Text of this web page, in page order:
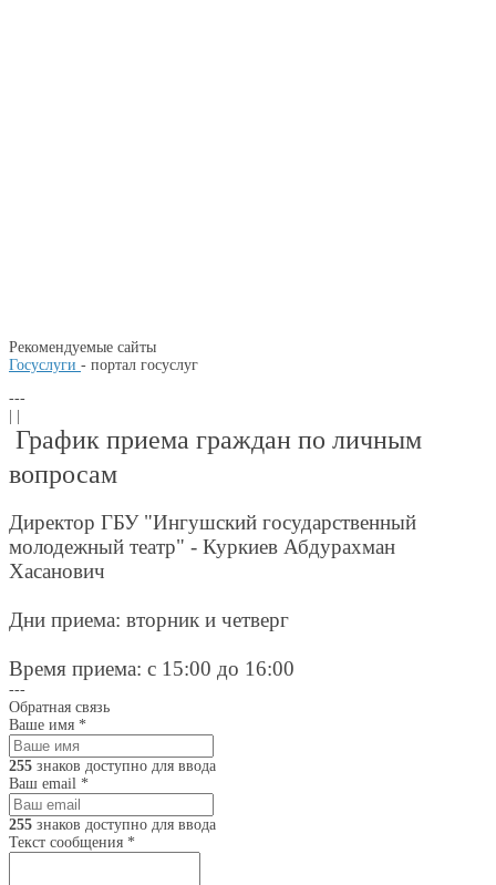
Рекомендуемые сайты
Госуслуги - портал госуслуг
---
График приема граждан по личным
вопросам
Директор ГБУ "Ингушский государственный
молодежный театр" - Куркиев Абдурахман
Хасанович
Дни приема: вторник и четверг
Время приема: с 15:00 до 16:00
---
Обратная связь
Ваше имя *
255 знаков доступно для ввода
Ваш email *
255 знаков доступно для ввода
Текст сообщения *